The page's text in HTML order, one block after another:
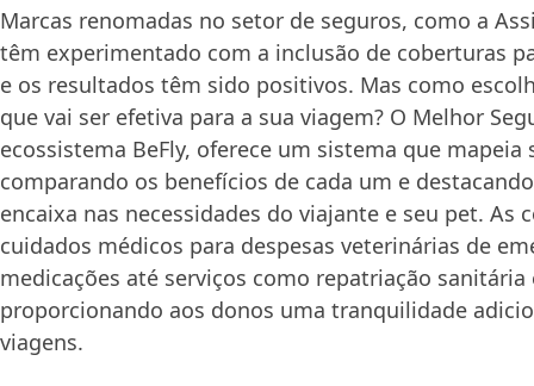
Marcas renomadas no setor de seguros, como a
têm experimentado com a inclusão de coberturas
e os resultados têm sido positivos. Mas como
que vai ser efetiva para a sua viagem? O Melhor
ecossistema BeFly, oferece um sistema que mapeia
comparando os benefícios de cada um e
encaixa nas necessidades do viajante e seu pet. As
cuidados médicos para despesas veterinárias de
medicações até serviços como repatriação sanitária
proporcionando aos donos uma tranquilidade
viagens.